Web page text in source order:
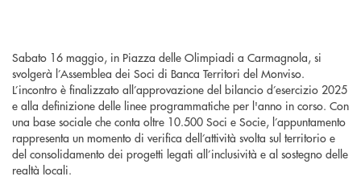
Sabato 16 maggio, in Piazza delle Olimpiadi a Carmagnola, si
svolgerà l’Assemblea dei Soci di Banca Territori del Monviso.
L’incontro è finalizzato all’approvazione del bilancio d’esercizio 2025
e alla definizione delle linee programmatiche per l'anno in corso. Con
una base sociale che conta oltre 10.500 Soci e Socie, l’appuntamento
rappresenta un momento di verifica dell’attività svolta sul territorio e
del consolidamento dei progetti legati all’inclusività e al sostegno delle
realtà locali.